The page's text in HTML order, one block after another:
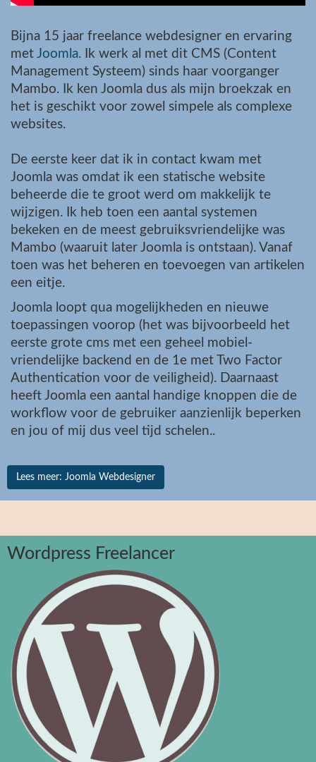
Bijna 15 jaar freelance webdesigner en ervaring
met Joomla. Ik werk al met dit CMS (Content
Management Systeem) sinds haar voorganger
Mambo. Ik ken Joomla dus als mijn broekzak en
het is geschikt voor zowel simpele als complexe
websites.
De eerste keer dat ik in contact kwam met
Joomla was omdat ik een statische website
beheerde die te groot werd om makkelijk te
wijzigen. Ik heb toen een aantal systemen
bekeken en de meest gebruiksvriendelijke was
Mambo (waaruit later Joomla is ontstaan). Vanaf
toen was het beheren en toevoegen van artikelen
een eitje.
Joomla loopt qua mogelijkheden en nieuwe
toepassingen voorop (het was bijvoorbeeld het
eerste grote cms met een geheel mobiel-
vriendelijke backend en de 1e met Two Factor
Authentication voor de veiligheid). Daarnaast
heeft Joomla een aantal handige knoppen die de
workflow voor de gebruiker aanzienlijk beperken
en jou of mij dus veel tijd schelen..
Lees meer: Joomla Webdesigner
Wordpress Freelancer